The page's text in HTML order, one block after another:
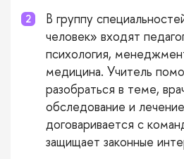
В группу
человек» входят
психология,
медицина. Учитель
разобраться в теме,
обследование и
договаривается с
защищает законные